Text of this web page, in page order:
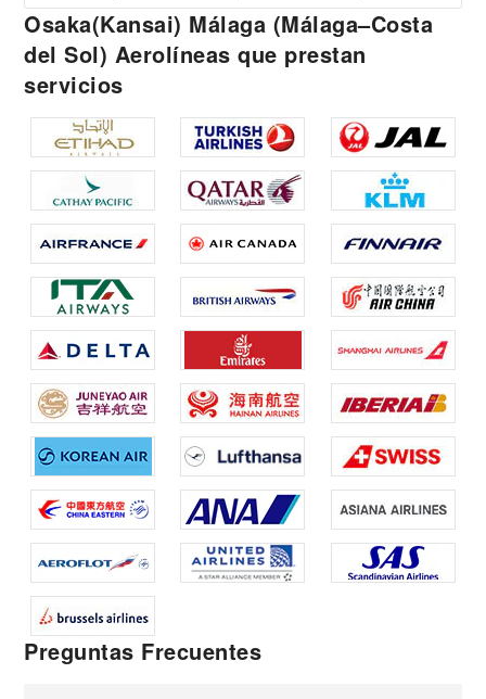
Osaka(Kansai) Málaga (Málaga–Costa
del Sol) Aerolíneas que prestan
servicios
Preguntas Frecuentes